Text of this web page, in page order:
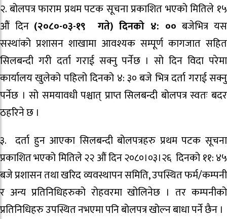
२. बोलपत्र फाराम प्रथम पटक सूचना प्रकाशित भएको मितिले १५
औं दिन (२०८०-०३-१९ गते) दिनको ४: ००बजेभित्र यस
सस्थांको प्रशासन शाखामा आवश्यक सम्पूर्ण कागजात सहित
सिलबन्दी गरी दर्ता गराई सक्नु पर्नेछ । सो दिन विदा परेमा
कार्यालय खुलेको पहिलो दिनको ४: ३० बजे भित्र दर्ता गराई सक्नु
पर्नेछ । सो समयावधी पश्चात् प्राप्त सिलबन्दी बोलपत्र स्वतः बदर
ठहरिने छ ।
३. दर्ता हुन आएका सिलबन्दी बोलपत्रहरु प्रथम पटक सूचना
प्रकाशित भएको मितिले २२ औं दिन २०८०।०३।२६ दिनको ११: ४५
बजे प्रशासन तथा खरिद व्यवस्थापन समिति, उपस्थित फर्म/कम्पनी
र अन्य प्रतिनिधिहरुको रोहवरमा खोलिनेछ । तर कम्पनीको
प्रतिनिधिहरु उपस्थित नभएमा पनि बोलपत्र खोल्न बाधा पर्ने छैन ।